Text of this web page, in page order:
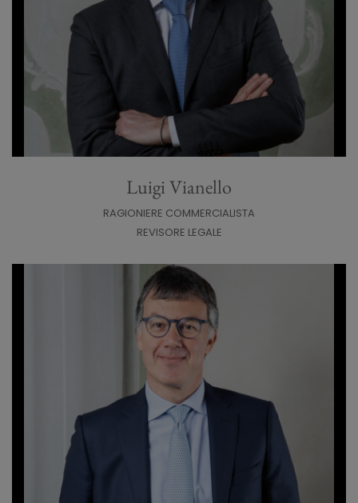
Luigi Vianello
RAGIONIERE COMMERCIALISTA
REVISORE LEGALE